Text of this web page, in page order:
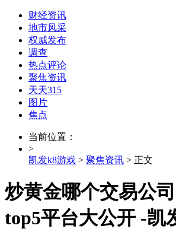
财经资讯
地市风采
权威发布
调查
热点评论
聚焦资讯
天天315
图片
焦点
当前位置：
>
凯发k8游戏 > 聚焦资讯 > 正文
炒黄金哪个交易公
top5平台大公开 -凯